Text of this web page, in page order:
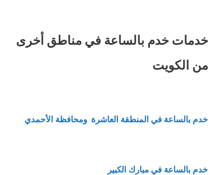
خدمات خدم بالساعة في مناطق أخرى
من الكويت
خدم بالساعة في المنطقة العاشرة ومحافظة الأحمدي
خدم بالساعة في مبارك الكبير